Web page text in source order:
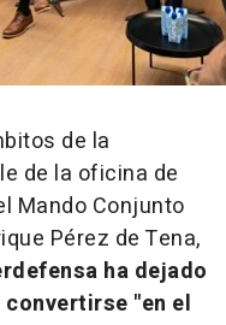
de la
de la oficina de
Mando Conjunto
Pérez de Tena,
ha dejado
"en el